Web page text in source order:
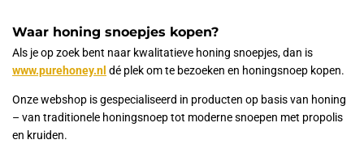
Waar honing snoepjes kopen?
Als je op zoek bent naar kwalitatieve honing snoepjes, dan is
www.purehoney.nl dé plek om te bezoeken en honingsnoep kopen.
Onze webshop is gespecialiseerd in producten op basis van honing
– van traditionele honingsnoep tot moderne snoepen met propolis
en kruiden.